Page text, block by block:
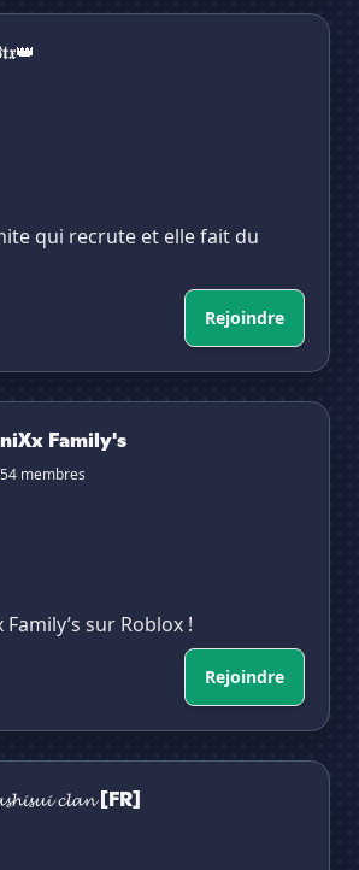
qui recrute et elle fait du
Rejoindre
Family's
membres
Family’s sur Roblox !
Rejoindre
𝓬𝓵𝓪𝓷 [FR]